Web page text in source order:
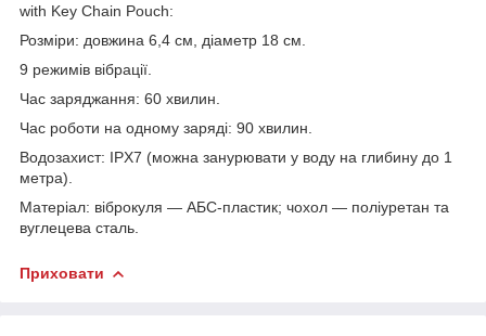
with Key Chain Pouch:
Розміри: довжина 6,4 см, діаметр 18 см.
9 режимів вібрації.
Час заряджання: 60 хвилин.
Час роботи на одному заряді: 90 хвилин.
Водозахист: IPX7 (можна занурювати у воду на глибину до 1
метра).
Матеріал: віброкуля — АБС-пластик; чохол — поліуретан та
вуглецева сталь.
Приховати